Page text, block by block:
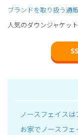
ブランドを取り扱う通販
人気のダウンジャケッ
ノースフェイス
お家でノースフ